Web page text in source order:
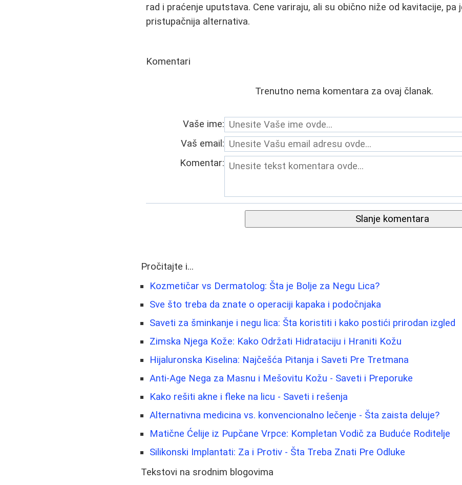
rad i praćenje uputstava. Cene variraju, ali su obično niže od kavitacije, pa
pristupačnija alternativa.
Komentari
Trenutno nema komentara za ovaj članak.
Vaše ime:
Vaš email:
Komentar:
Slanje komentara
Pročitajte i...
Kozmetičar vs Dermatolog: Šta je Bolje za Negu Lica?
Sve što treba da znate o operaciji kapaka i podočnjaka
Saveti za šminkanje i negu lica: Šta koristiti i kako postići prirodan izgled
Zimska Njega Kože: Kako Održati Hidrataciju i Hraniti Kožu
Hijaluronska Kiselina: Najčešća Pitanja i Saveti Pre Tretmana
Anti-Age Nega za Masnu i Mešovitu Kožu - Saveti i Preporuke
Kako rešiti akne i fleke na licu - Saveti i rešenja
Alternativna medicina vs. konvencionalno lečenje - Šta zaista deluje?
Matične Ćelije iz Pupčane Vrpce: Kompletan Vodič za Buduće Roditelje
Silikonski Implantati: Za i Protiv - Šta Treba Znati Pre Odluke
Tekstovi na srodnim blogovima